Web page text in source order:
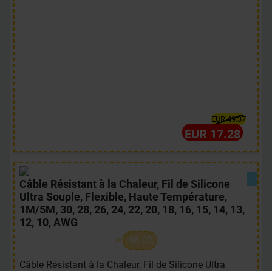
EUR 49.37
EUR 17.28
Câble Résistant à la Chaleur, Fil de Silicone
Ultra Souple, Flexible, Haute Température,
1M/5M, 30, 28, 26, 24, 22, 20, 18, 16, 15, 14, 13,
12, 10, AWG
98.0%
Câble Résistant à la Chaleur, Fil de Silicone Ultra